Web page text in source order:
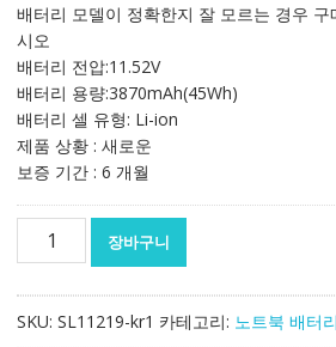
격:
격:
배터리 모델이 정확한지 잘 모르는 경우
시오
배터리 전압:11.52V
배터리 용량:3870mAh(45Wh)
배터리 셀 유형: Li-ion
제품 상황 : 새로운
보증 기간 : 6 개월
터
장바구니
SKU: SL11219-kr1 카테고리: 노트북 배터리